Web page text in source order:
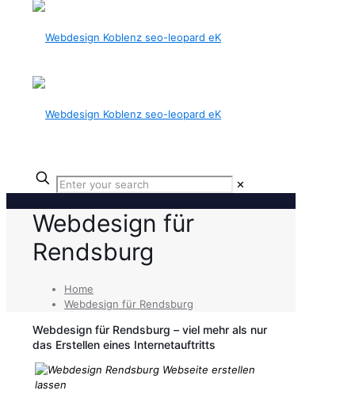
✕
Webdesign für
Rendsburg
Home
Webdesign für Rendsburg
Webdesign für Rendsburg – viel mehr als nur
das Erstellen eines Internetauftritts